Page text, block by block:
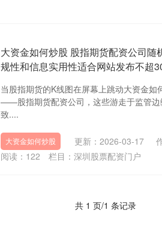
大资金如何炒股 股指期货配资公司
规性和信息实用性适合网站发布不超
当股指期货的K线图在屏幕上跳动大资金
——股指期货配资公司，这些游走于监管边
致....
大资金如何炒股 更新：2026-03-17
阅读： 122 栏目： 深圳股票配资门户
共 1 页/1 条记录